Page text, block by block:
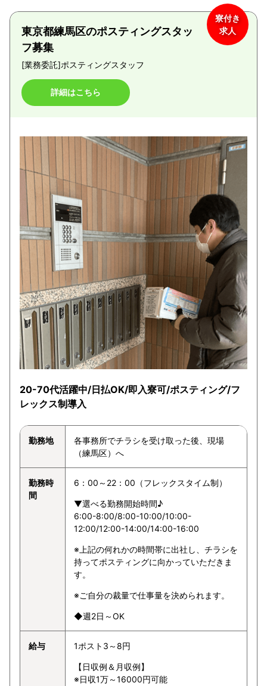
東京都練馬区のポスティングスタッ
フ募集
[業務委託]ポスティングスタッフ
詳細はこちら
寮付き
求人
20-70代活躍中/日払OK/即入寮可/ポスティング/フ
レックス制導入
勤務地
各事務所でチラシを受け取った後、現場
（練馬区）へ
勤務時
間
6：00～22：00（フレックスタイム制）
▼選べる勤務開始時間♪
6:00-8:00/8:00-10:00/10:00-
12:00/12:00-14:00/14:00-16:00
※上記の何れかの時間帯に出社し、チラシを
持ってポスティングに向かっていただきま
す。
※ご自分の裁量で仕事量を決められます。
◆週2日～OK
給与 1ポスト3～8円
【日収例＆月収例】
※日収1万～16000円可能